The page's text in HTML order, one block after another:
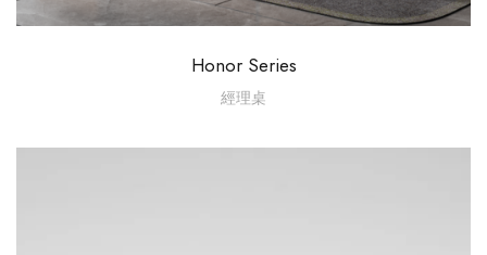
Honor Series
經理桌